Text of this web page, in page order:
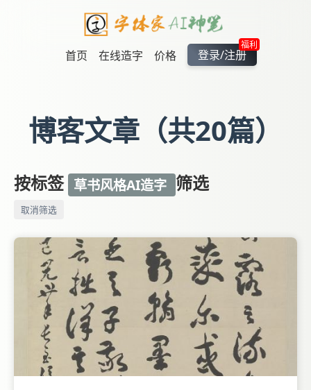
首页 在线造字 价格
福利
登录/注册
博客文章（共20篇）
按标签 草书风格AI造字 筛选
取消筛选